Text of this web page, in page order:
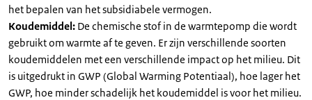
het bepalen van het subsidiabele vermogen.
Koudemiddel: De chemische stof in de warmtepomp die wordt
gebruikt om warmte af te geven. Er zijn verschillende soorten
koudemiddelen met een verschillende impact op het milieu. Dit
is uitgedrukt in GWP (Global Warming Potentiaal), hoe lager het
GWP, hoe minder schadelijk het koudemiddel is voor het milieu.